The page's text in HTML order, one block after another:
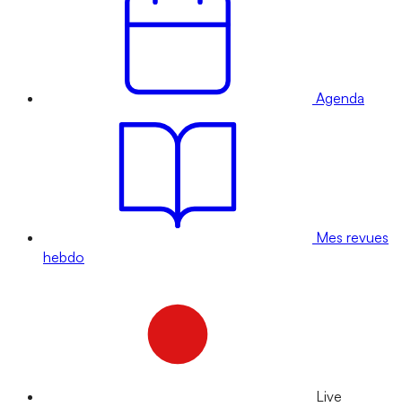
Agenda
Mes revues
hebdo
Live